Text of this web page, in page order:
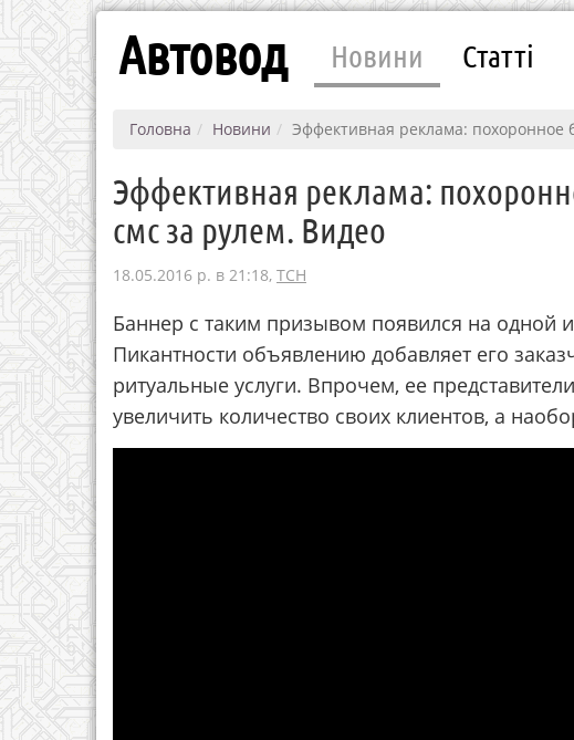
Автовод Новини Статті
Головна Новини Эффективная реклама: похоронное
Эффективная реклама:
смс за рулем. Видео
18.05.2016 р. в 21:18, ТСН
Баннер с таким призывом появился на одной
Пикантности объявлению добавляет его
ритуальные услуги. Впрочем, ее
увеличить количество своих клиентов, а